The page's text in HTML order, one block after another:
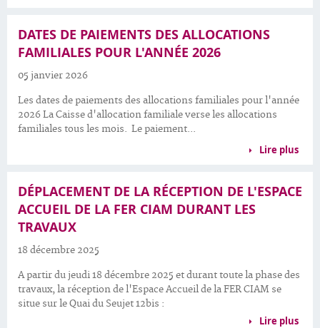
DATES DE PAIEMENTS DES ALLOCATIONS
FAMILIALES POUR L'ANNÉE 2026
05 janvier 2026
Les dates de paiements des allocations familiales pour l'année
2026 La Caisse d'allocation familiale verse les allocations
familiales tous les mois. Le paiement...
Lire plus
DÉPLACEMENT DE LA RÉCEPTION DE L'ESPACE
ACCUEIL DE LA FER CIAM DURANT LES
TRAVAUX
18 décembre 2025
A partir du jeudi 18 décembre 2025 et durant toute la phase des
travaux, la réception de l'Espace Accueil de la FER CIAM se
situe sur le Quai du Seujet 12bis :
Lire plus